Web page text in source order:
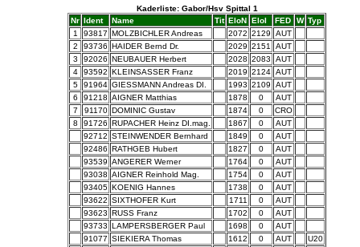
Kaderliste: Gabor/Hsv Spittal 1
Nr Ident Name Tit EloN EloI FED W Typ
1
93817 MOLZBICHLER Andreas 2072 2129
AUT
2
93736 HAIDER Bernd Dr. 2029 2151
AUT
3
92026 NEUBAUER Herbert 2028 2083
AUT
4
93592 KLEINSASSER Franz 2019 2124 AUT
5
91964 GIESSMANN Andreas DI. 1993 2109
AUT
6
91218 AIGNER Matthias 1878 0
AUT
7
91170 DOMINIC Gustav 1874 0
CRO
8
91726 RUPACHER Heinz DI.mag. 1867 0
AUT
92712 STEINWENDER Bernhard 1849 0
AUT
92486 RATHGEB Hubert 1827 0
AUT
93539 ANGERER Werner 1764 0
AUT
93038 AIGNER Reinhold Mag. 1754 0
AUT
93405 KOENIG Hannes 1738 0
AUT
93622 SIXTHOFER Kurt 1711 0
AUT
93623 RUSS Franz 1702 0
AUT
93733 LAMPERSBERGER Paul 1698 0
AUT
91077 SIEKIERA Thomas 1612 0 AUT
U20